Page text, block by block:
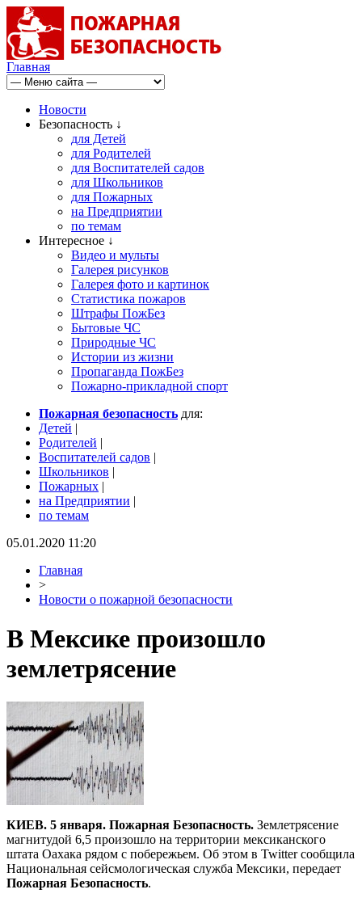
Главная
Новости
Безопасность ↓
для Детей
для Родителей
для Воспитателей садов
для Школьников
для Пожарных
на Предприятии
по темам
Интересное ↓
Видео и мульты
Галерея рисунков
Галерея фото и картинок
Статистика пожаров
Штрафы ПожБез
Бытовые ЧС
Природные ЧС
Истории из жизни
Пропаганда ПожБез
Пожарно-прикладной спорт
Пожарная безопасность для:
Детей |
Родителей |
Воспитателей садов |
Школьников |
Пожарных |
на Предприятии |
по темам
05.01.2020 11:20
Главная
>
Новости о пожарной безопасности
В Мексике произошло
землетрясение
КИЕВ. 5 января. Пожарная Безопасность. Землетрясение
магнитудой 6,5 произошло на территории мексиканского
штата Оахака рядом с побережьем. Об этом в Twitter сообщила
Национальная сейсмологическая служба Мексики, передает
Пожарная Безопасность.